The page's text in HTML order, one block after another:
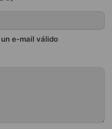
e-mail válido